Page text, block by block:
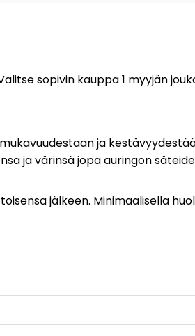
sopivin kauppa 1 myyjän
ja
ja värinsä jopa auringon
jälkeen. Minimaalisella